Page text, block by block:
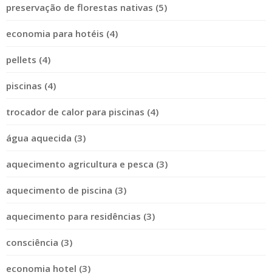
preservação de florestas nativas (5)
economia para hotéis (4)
pellets (4)
piscinas (4)
trocador de calor para piscinas (4)
água aquecida (3)
aquecimento agricultura e pesca (3)
aquecimento de piscina (3)
aquecimento para residências (3)
consciência (3)
economia hotel (3)